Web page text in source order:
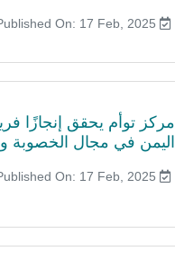
مركز توأم يحقق إنجازًا
اليمن في مجال الخصوبة